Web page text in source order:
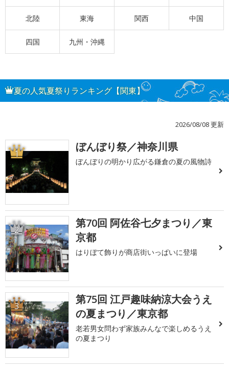
北陸 東海 関西 中国
四国 九州・沖縄
夏の人気夏祭りランキング【関東】
2026/08/08 更新
1 ぼんぼり祭／神奈川県
ぼんぼりの明かり広がる鎌倉の夏の風物詩
2
第70回 阿佐谷七夕まつり／東
京都
はりぼて飾りが商店街いっぱいに登場
3
第75回 江戸趣味納涼大会うえ
の夏まつり／東京都
老若男女問わず家族みんなで楽しめるうえ
の夏まつり